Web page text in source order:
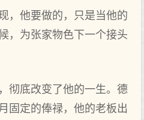
，他要做的，只是当他的
，为张家物色下一个接头
彻底改变了他的一生。德
固定的俸禄，他的老板出